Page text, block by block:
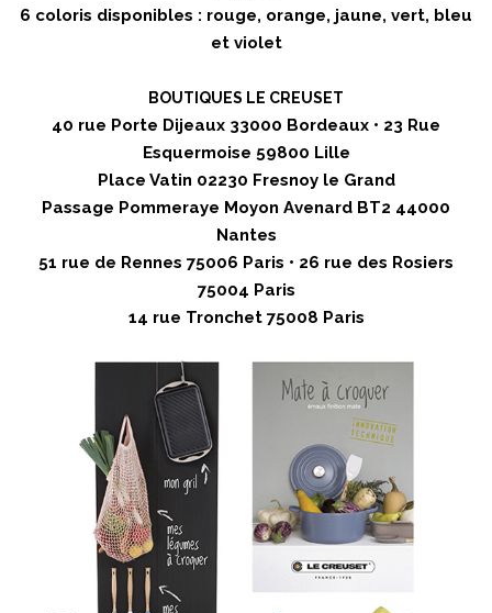
6 coloris disponibles : rouge, orange, jaune, vert, bleu
et violet
BOUTIQUES LE CREUSET
40 rue Porte Dijeaux 33000 Bordeaux • 23 Rue
Esquermoise 59800 Lille
Place Vatin 02230 Fresnoy le Grand
Passage Pommeraye Moyon Avenard BT2 44000
Nantes
51 rue de Rennes 75006 Paris • 26 rue des Rosiers
75004 Paris
14 rue Tronchet 75008 Paris